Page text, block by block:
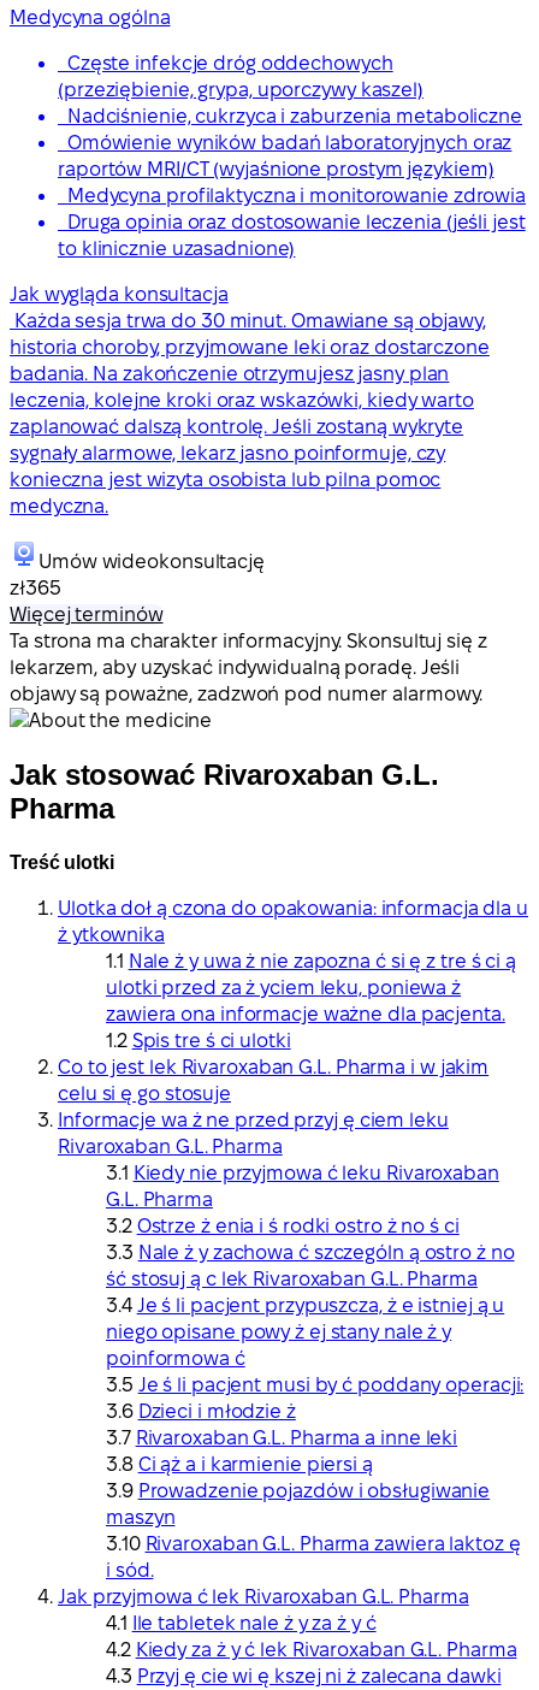
Medycyna ogólna
Częste infekcje dróg oddechowych
(przeziębienie, grypa, uporczywy kaszel)
Nadciśnienie, cukrzyca i zaburzenia metaboliczne
Omówienie wyników badań laboratoryjnych oraz
raportów MRI/CT (wyjaśnione prostym językiem)
Medycyna profilaktyczna i monitorowanie zdrowia
Druga opinia oraz dostosowanie leczenia (jeśli jest
to klinicznie uzasadnione)
Jak wygląda konsultacja
Każda sesja trwa do 30 minut. Omawiane są objawy,
historia choroby, przyjmowane leki oraz dostarczone
badania. Na zakończenie otrzymujesz jasny plan
leczenia, kolejne kroki oraz wskazówki, kiedy warto
zaplanować dalszą kontrolę. Jeśli zostaną wykryte
sygnały alarmowe, lekarz jasno poinformuje, czy
konieczna jest wizyta osobista lub pilna pomoc
medyczna.
Umów wideokonsultację
zł365
Więcej terminów
Ta strona ma charakter informacyjny. Skonsultuj się z
lekarzem, aby uzyskać indywidualną poradę. Jeśli
objawy są poważne, zadzwoń pod numer alarmowy.
Jak stosować Rivaroxaban G.L.
Pharma
Treść ulotki
Ulotka doł ą czona do opakowania: informacja dla u
ż ytkownika
Nale ż y uwa ż nie zapozna ć si ę z tre ś ci ą
ulotki przed za ż yciem leku, poniewa ż
zawiera ona informacje ważne dla pacjenta.
Spis tre ś ci ulotki
Co to jest lek Rivaroxaban G.L. Pharma i w jakim
celu si ę go stosuje
Informacje wa ż ne przed przyj ę ciem leku
Rivaroxaban G.L. Pharma
Kiedy nie przyjmowa ć leku Rivaroxaban
G.L. Pharma
Ostrze ż enia i ś rodki ostro ż no ś ci
Nale ż y zachowa ć szczególn ą ostro ż no
ść stosuj ą c lek Rivaroxaban G.L. Pharma
Je ś li pacjent przypuszcza, ż e istniej ą u
niego opisane powy ż ej stany nale ż y
poinformowa ć
Je ś li pacjent musi by ć poddany operacji:
Dzieci i młodzie ż
Rivaroxaban G.L. Pharma a inne leki
Ci ąż a i karmienie piersi ą
Prowadzenie pojazdów i obsługiwanie
maszyn
Rivaroxaban G.L. Pharma zawiera laktoz ę
i sód.
Jak przyjmowa ć lek Rivaroxaban G.L. Pharma
Ile tabletek nale ż y za ż y ć
Kiedy za ż y ć lek Rivaroxaban G.L. Pharma
Przyj ę cie wi ę kszej ni ż zalecana dawki